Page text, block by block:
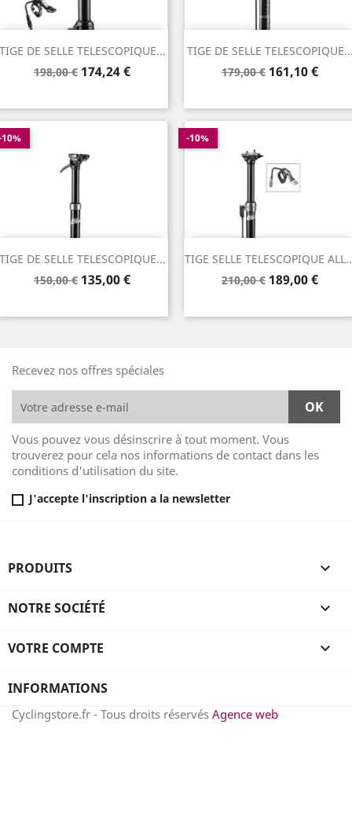
DE SELLE TELESCOPIQUE...
Prix
198,00 € Prix
174,24 €
TIGE DE SELLE
Prix
179,00 € Prix
161,10 €
DE SELLE TELESCOPIQUE...
Prix
150,00 € Prix
135,00 €
TIGE SELLE TELESCOPIQUE
Prix
210,00 €
-10%
Prix
189,00 €
Recevez nos offres spéciales
Vous pouvez vous désinscrire à tout moment. Vous
trouverez pour cela nos informations de contact dans les
conditions d'utilisation du site.
J'accepte l'inscription a la newsletter
PRODUITS 
NOTRE SOCIÉTÉ 
VOTRE COMPTE 
INFORMATIONS
Cyclingstore.fr - Tous droits réservés Agence web